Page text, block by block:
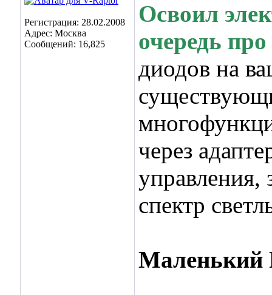
Регистрация: 28.02.2008
Адрес: Москва
Сообщений: 16,825
Освоил
очередь про
диодов на
через
спектр
Маленький